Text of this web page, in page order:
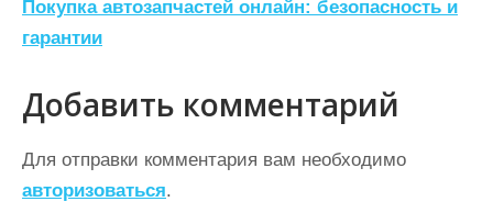
в
и
г
а
ц
и
Покупка автозапчастей онлайн: безопасность и
гарантии
Добавить комментарий
Для отправки комментария вам необходимо
авторизоваться.